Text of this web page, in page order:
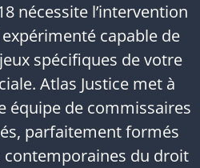
nécessite l’intervention
capable de
spécifiques de votre
Atlas Justice met à
équipe de commissaires
parfaitement formés
du droit